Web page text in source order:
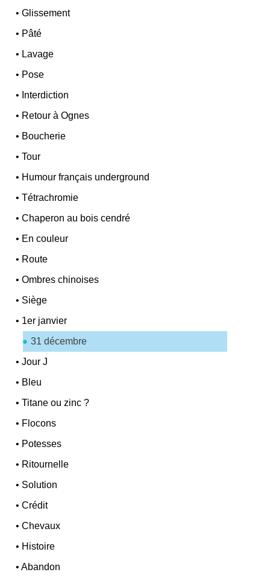
•Glissement
• Pâté
• Lavage
• Pose
• Interdiction
• Retour à Ognes
• Boucherie
•Tour
• Humour français underground
•Tétrachromie
•Chaperon au bois cendré
• En couleur
• Route
•Ombres chinoises
• Siège
• 1er janvier
31 décembre
•Jour J
• Bleu
•Titane ou zinc ?
• Flocons
• Potesses
• Ritournelle
• Solution
•Crédit
•Chevaux
• Histoire
•Abandon